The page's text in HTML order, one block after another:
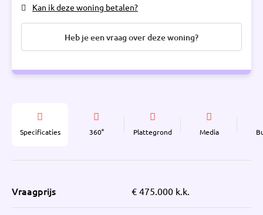
Kan ik deze woning betalen?
Heb je een vraag over deze woning?
Specificaties 360° Plattegrond Media
Vraagprijs € 475.000 k.k.